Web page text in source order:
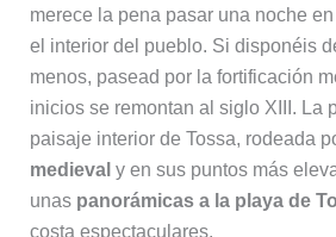
merece la pena pasar una noche
el interior del pueblo. Si disponéis
menos, pasead por la fortificación
inicios se remontan al siglo XIII. La
paisaje interior de Tossa, rodeada
medieval y en sus puntos más
unas panorámicas a la playa de
costa espectaculares.